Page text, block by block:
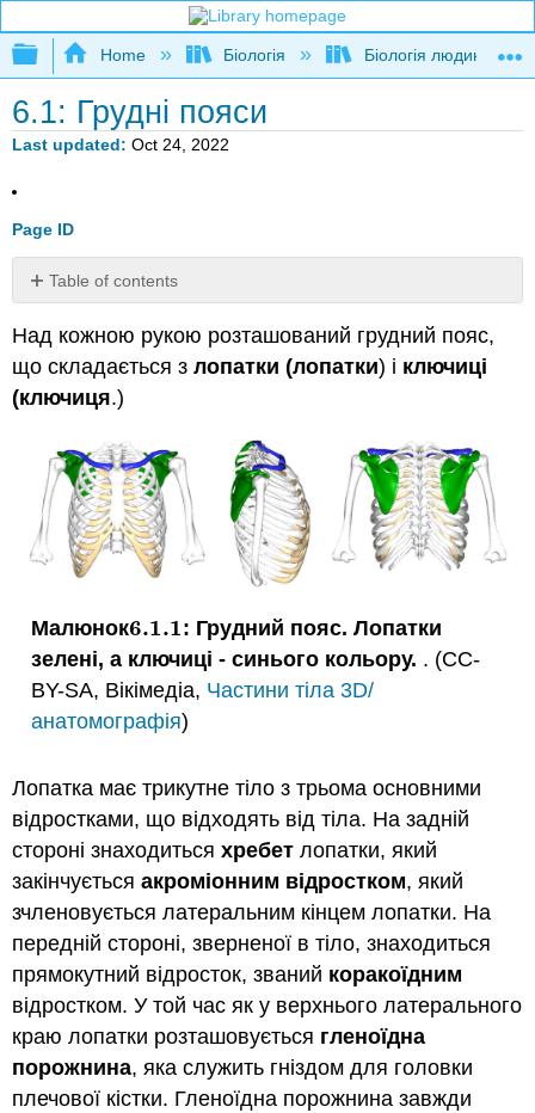
Expand/collapse global hierarchy
Home Біологія Біологія людини
6.1: Грудні пояси
Last updated Oct 24, 2022
Page ID
Table of contents
ВПРАВА
6
Над кожною рукою розташований грудний пояс,
що складається злопатки (лопатки) і ключиці
(ключиця.)
Малюнок6.1.1
6.1.1 : Грудний пояс. Лопатки
зелені, а ключиці - синього кольору. . (CC-
BY-SA, Вікімедіа, Частини тіла 3D/
анатомографія)
Лопатка має трикутне тіло з трьома основними
відростками, що відходять від тіла. На задній
стороні знаходитьсяхребет лопатки, який
закінчуєтьсяакроміонним відростком, який
зчленовується латеральним кінцем лопатки. На
передній стороні, зверненої в тіло, знаходиться
прямокутний відросток, званий коракоїдним
відростком. У той час як у верхнього латерального
краю лопатки розташовується гленоїдна
порожнина, яка служить гніздом для головки
плечової кістки. Гленоїдна порожнина завжди